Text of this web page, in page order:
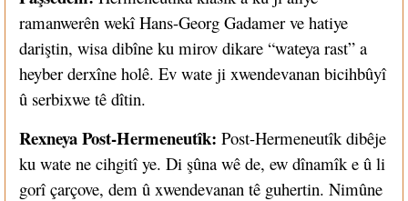
ramanwerên wekî Hans-Georg Gadamer ve hatiye
dariştin, wisa dibîne ku mirov dikare “wateya rast” a
heyber derxîne holê. Ev wate ji xwendevanan bicihbûyî
û serbixwe tê dîtin.
Rexneya Post-Hermeneutîk: Post-Hermeneutîk dibêje
ku wate ne cihgitî ye. Di şûna wê de, ew dînamîk e û li
gorî çarçove, dem û xwendevanan tê guhertin. Nimûne